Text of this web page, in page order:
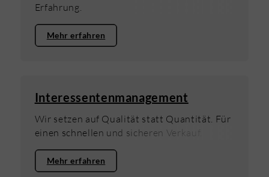
Erfahrung.
Mehr erfahren
Interessentenmanagement
Wir setzen auf Qualität statt Quantität. Für
einen schnellen und sicheren Verkauf.
Mehr erfahren